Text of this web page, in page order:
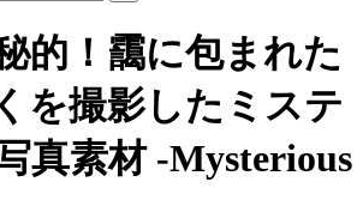
的！靄に包まれた
を撮影したミステ
真素材 -Mysterious